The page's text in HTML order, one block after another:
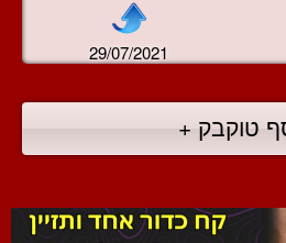
29/07/2021
טוקבק +